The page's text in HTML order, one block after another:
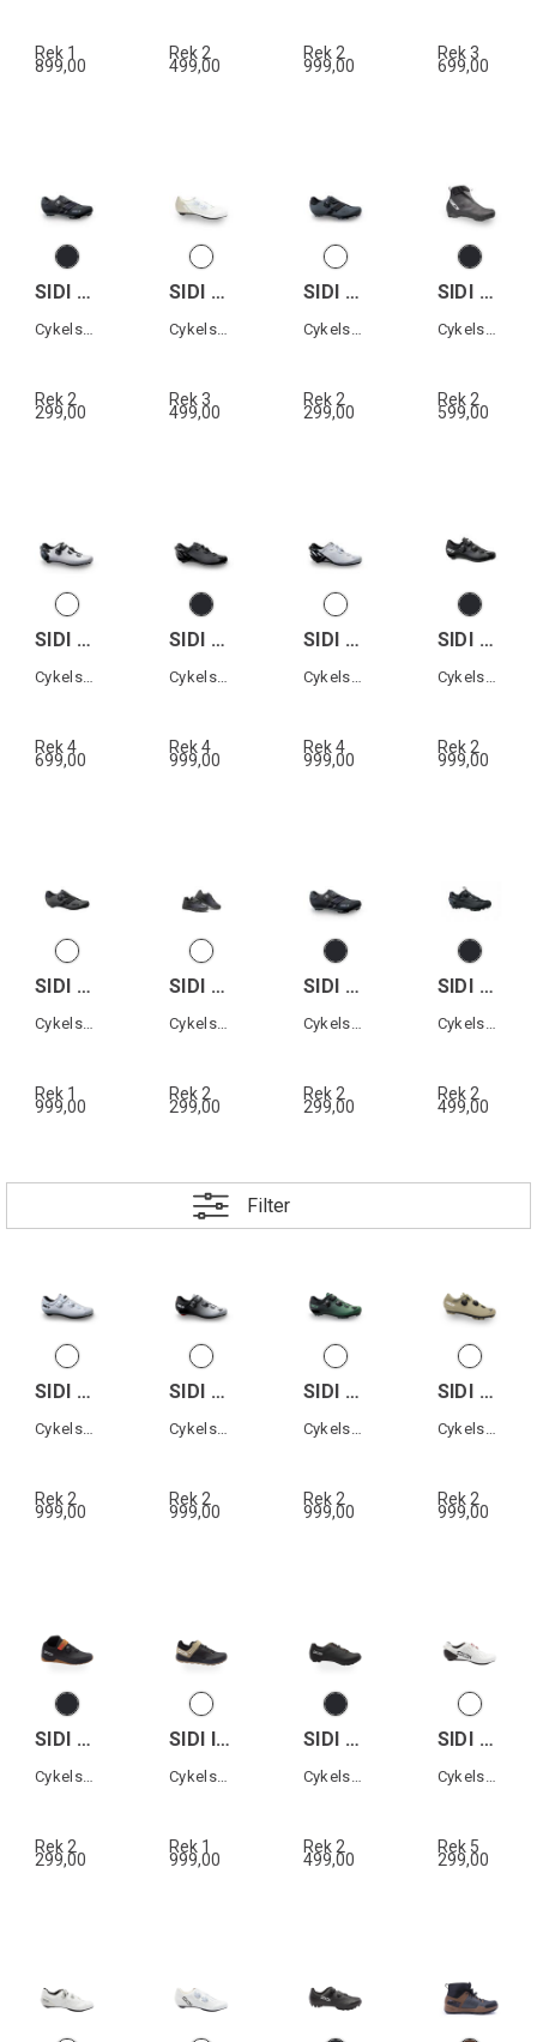
Rek 1
899,00
Rek 2
499,00
Rek 2
999,00
Rek 3
699,00
SIDI MTB AERTIS MEGA
Cykelsko MTB
Rek 2
299,00
SIDI ERGO 6
Cykelsko landsväg
Rek 3
499,00
SIDI MTB AERTIS
Cykelsko MTB
Rek 2
299,00
SIDI ALGOR
Cykelsko XC
Rek 2
599,00
SIDI WIRE 2S WOMAN
Cykelsko landsväg dam
Rek 4
699,00
SIDI SHOT 2S
Cykelsko landsväg
Rek 4
999,00
SIDI SHOT 2S
Rek 4
999,00
SIDI GENIUS 10 WOMAN
Rek 2
999,00
SIDI PRIMA MEGA
Cykelsko landsväg
Rek 1
999,00
SIDI SDS DIMARO TRAIL
Cykelsko All terrain
Rek 2
299,00
SIDI MTB AERTIS WOMAN
Cykelsko MTB dam
Rek 2
299,00
SIDI MTB GRAVEL
Cykelsko Grusväg
Rek 2
499,00
Filter
SIDI GENIUS 10 WOMAN
Cykelsko landsväg dam
Rek 2
999,00
SIDI GENIUS 10 MEGA
Cykelsko landsväg
Rek 2
999,00
SIDI MTB EAGLE 10 MEGA
Cykelsko MTB
Rek 2
999,00
SIDI MTB EAGLE 10
Cykelsko MTB
Rek 2
999,00
SIDI DESCENTIO
Cykelsko All terrain
Rek 2
299,00
SIDI INDOMITA
Cykelsko All terrain
Rek 1
999,00
SIDI ASPER LACES
Rek 2
499,00
SIDI SHOT 3
Rek 5
299,00